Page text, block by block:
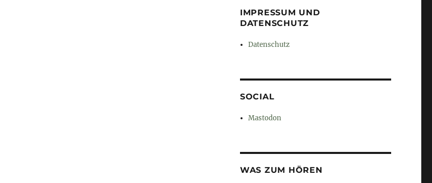
IMPRESSUM UND
DATENSCHUTZ
Datenschutz
SOCIAL
Mastodon
WAS ZUM HÖREN